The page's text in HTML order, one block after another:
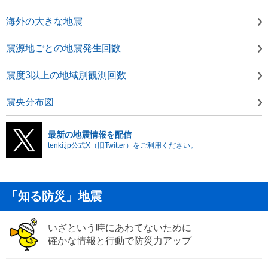
海外の大きな地震
震源地ごとの地震発生回数
震度3以上の地域別観測回数
震央分布図
最新の地震情報を配信
tenki.jp公式X（旧Twitter）をご利用ください。
「知る防災」地震
いざという時にあわてないために
確かな情報と行動で防災力アップ